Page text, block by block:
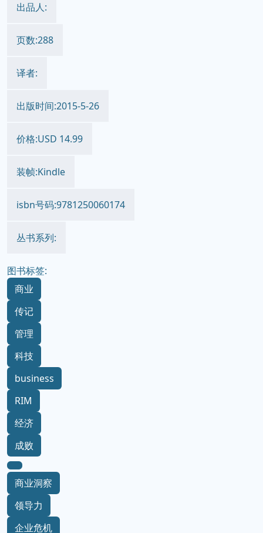
出品人:
页数:288
译者:
出版时间:2015-5-26
价格:USD 14.99
装帧:Kindle
isbn号码:9781250060174
丛书系列:
图书标签:
商业
传记
管理
科技
business
RIM
经济
成败
商业洞察
领导力
企业危机